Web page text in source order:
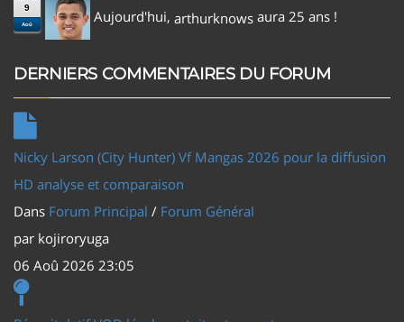
9
Aoû Aujourd'hui, arthurknows aura 25 ans !
DERNIERS COMMENTAIRES DU FORUM
Nicky Larson (City Hunter) Vf Mangas 2026 pour la diffusion
HD analyse et comparaison
Dans Forum Principal / Forum Général
par kojiroryuga
06 Aoû 2026 23:05